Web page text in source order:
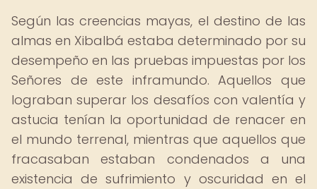
Según las creencias mayas, el destino de las
almas en Xibalbá estaba determinado por su
desempeño en las pruebas impuestas por los
Señores de este inframundo. Aquellos que
lograban superar los desafíos con valentía y
astucia tenían la oportunidad de renacer en
el mundo terrenal, mientras que aquellos que
fracasaban estaban condenados a una
existencia de sufrimiento y oscuridad en el